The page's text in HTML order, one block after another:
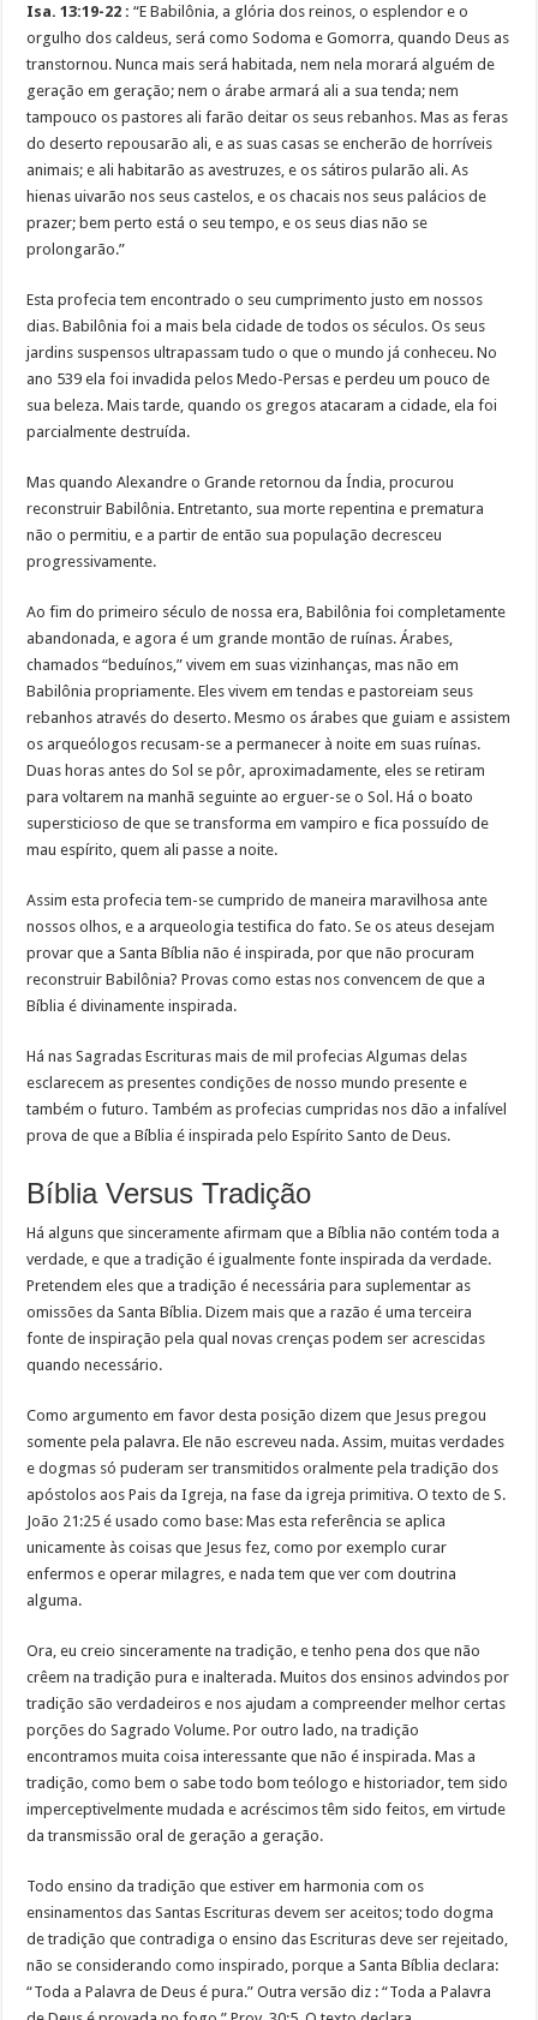
Isa. 13:19-22 : “E Babilônia, a glória dos reinos, o esplendor e o
orgulho dos caldeus, será como Sodoma e Gomorra, quando Deus as
transtornou. Nunca mais será habitada, nem nela morará alguém de
geração em geração; nem o árabe armará ali a sua tenda; nem
tampouco os pastores ali farão deitar os seus rebanhos. Mas as feras
do deserto repousarão ali, e as suas casas se encherão de horríveis
animais; e ali habitarão as avestruzes, e os sátiros pularão ali. As
hienas uivarão nos seus castelos, e os chacais nos seus palácios de
prazer; bem perto está o seu tempo, e os seus dias não se
prolongarão.”
Esta profecia tem encontrado o seu cumprimento justo em nossos
dias. Babilônia foi a mais bela cidade de todos os séculos. Os seus
jardins suspensos ultrapassam tudo o que o mundo já conheceu. No
ano 539 ela foi invadida pelos Medo-Persas e perdeu um pouco de
sua beleza. Mais tarde, quando os gregos atacaram a cidade, ela foi
parcialmente destruída.
Mas quando Alexandre o Grande retornou da Índia, procurou
reconstruir Babilônia. Entretanto, sua morte repentina e prematura
não o permitiu, e a partir de então sua população decresceu
progressivamente.
Ao fim do primeiro século de nossa era, Babilônia foi completamente
abandonada, e agora é um grande montão de ruínas. Árabes,
chamados “beduínos,” vivem em suas vizinhanças, mas não em
Babilônia propriamente. Eles vivem em tendas e pastoreiam seus
rebanhos através do deserto. Mesmo os árabes que guiam e assistem
os arqueólogos recusam-se a permanecer à noite em suas ruínas.
Duas horas antes do Sol se pôr, aproximadamente, eles se retiram
para voltarem na manhã seguinte ao erguer-se o Sol. Há o boato
supersticioso de que se transforma em vampiro e fica possuído de
mau espírito, quem ali passe a noite.
Assim esta profecia tem-se cumprido de maneira maravilhosa ante
nossos olhos, e a arqueologia testifica do fato. Se os ateus desejam
provar que a Santa Bíblia não é inspirada, por que não procuram
reconstruir Babilônia? Provas como estas nos convencem de que a
Bíblia é divinamente inspirada.
Há nas Sagradas Escrituras mais de mil profecias Algumas delas
esclarecem as presentes condições de nosso mundo presente e
também o futuro. Também as profecias cumpridas nos dão a infalível
prova de que a Bíblia é inspirada pelo Espírito Santo de Deus.
Bíblia Versus Tradição
Há alguns que sinceramente afirmam que a Bíblia não contém toda a
verdade, e que a tradição é igualmente fonte inspirada da verdade.
Pretendem eles que a tradição é necessária para suplementar as
omissões da Santa Bíblia. Dizem mais que a razão é uma terceira
fonte de inspiração pela qual novas crenças podem ser acrescidas
quando necessário.
Como argumento em favor desta posição dizem que Jesus pregou
somente pela palavra. Ele não escreveu nada. Assim, muitas verdades
e dogmas só puderam ser transmitidos oralmente pela tradição dos
apóstolos aos Pais da Igreja, na fase da igreja primitiva. O texto de S.
João 21:25 é usado como base: Mas esta referência se aplica
unicamente às coisas que Jesus fez, como por exemplo curar
enfermos e operar milagres, e nada tem que ver com doutrina
alguma.
Ora, eu creio sinceramente na tradição, e tenho pena dos que não
crêem na tradição pura e inalterada. Muitos dos ensinos advindos por
tradição são verdadeiros e nos ajudam a compreender melhor certas
porções do Sagrado Volume. Por outro lado, na tradição
encontramos muita coisa interessante que não é inspirada. Mas a
tradição, como bem o sabe todo bom teólogo e historiador, tem sido
imperceptivelmente mudada e acréscimos têm sido feitos, em virtude
da transmissão oral de geração a geração.
Todo ensino da tradição que estiver em harmonia com os
ensinamentos das Santas Escrituras devem ser aceitos; todo dogma
de tradição que contradiga o ensino das Escrituras deve ser rejeitado,
não se considerando como inspirado, porque a Santa Bíblia declara:
“Toda a Palavra de Deus é pura.” Outra versão diz : “Toda a Palavra